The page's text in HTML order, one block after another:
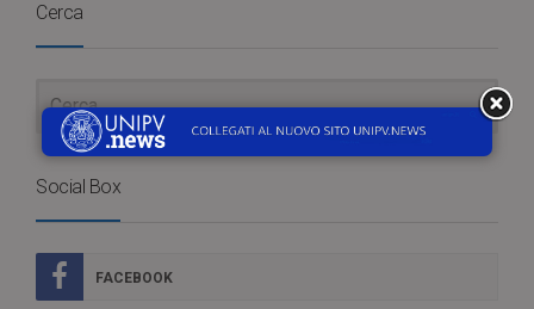
Cerca
Social Box
FACEBOOK